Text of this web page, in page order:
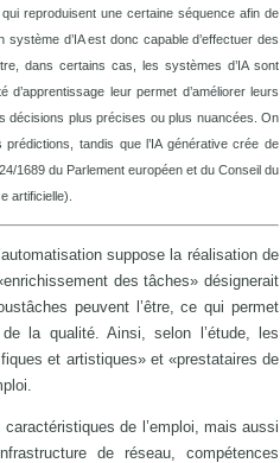
reproduisent une certaine séquence afin de
d’IA est donc capable d’effectuer des
dans certains cas, les systèmes d’IA sont
leur permet d’améliorer leurs
décisions plus précises ou plus nuancées. On
tandis que l’IA générative crée de
1689 du Parlement européen et du Conseil du
artificielle).
suppose la réalisation de
des tâches» désignerait
peuvent l’être, ce qui permet
la qualité. Ainsi, selon l’étude, les
et artistiques» et «prestataires de
caractéristiques de l’emploi, mais aussi
de réseau, compétences